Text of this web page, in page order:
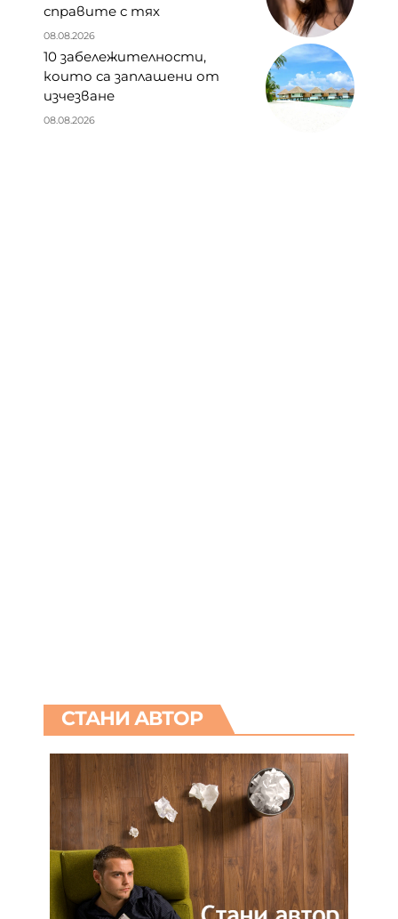
справите с тях
08.08.2026
10 забележителности,
които са заплашени от
изчезване
08.08.2026
СТАНИ АВТОР